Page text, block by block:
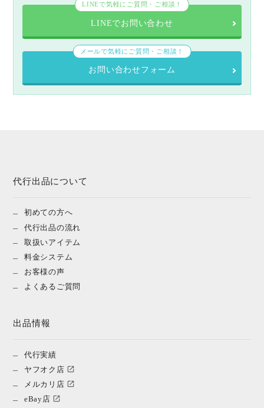
LINEで気軽にご質問・ご相談！
LINEでお問い合わせ
メールで気軽にご質問・ご相談！
お問い合わせフォーム
代行出品について
初めての方へ
代行出品の流れ
取扱いアイテム
料金システム
お客様の声
よくあるご質問
出品情報
代行実績
ヤフオク店
メルカリ店
eBay店